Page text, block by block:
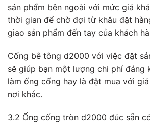
sản phẩm bên ngoài với mức giá
thời gian để chờ đợi từ khâu đặt
giao sản phẩm đến tay của khách
Cống bê tông d2000 với việc đặt
sẽ giúp bạn một lượng chi phí đáng
làm ống cống hay là đặt mua với
nơi khác.
3.2 Ống cống tròn d2000 đúc sẵn